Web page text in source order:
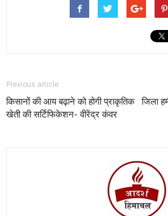
Previous article
किसानों की आय बढ़ाने को होगी प्राकृतिक
खेती की सर्टिफिकेशन- वीरेंद्र कंवर
जिला